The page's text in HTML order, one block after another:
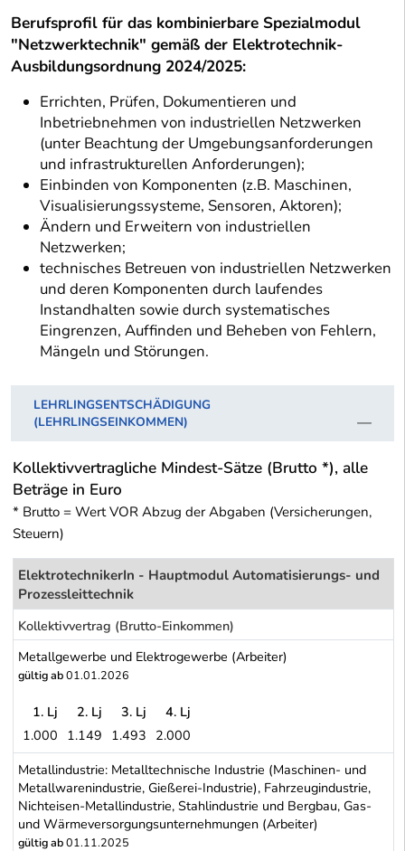
Berufsprofil für das kombinierbare Spezialmodul
"Netzwerktechnik" gemäß der Elektrotechnik-
Ausbildungsordnung 2024/2025:
Errichten, Prüfen, Dokumentieren und
Inbetriebnehmen von industriellen Netzwerken
(unter Beachtung der Umgebungsanforderungen
und infrastrukturellen Anforderungen);
Einbinden von Komponenten (z.B. Maschinen,
Visualisierungssysteme, Sensoren, Aktoren);
Ändern und Erweitern von industriellen
Netzwerken;
technisches Betreuen von industriellen Netzwerken
und deren Komponenten durch laufendes
Instandhalten sowie durch systematisches
Eingrenzen, Auffinden und Beheben von Fehlern,
Mängeln und Störungen.
LEHRLINGSENTSCHÄDIGUNG
(LEHRLINGSEINKOMMEN)
Kollektivvertragliche Mindest-Sätze (Brutto *), alle
Beträge in Euro
* Brutto = Wert VOR Abzug der Abgaben (Versicherungen,
Steuern)
ElektrotechnikerIn - Hauptmodul Automatisierungs- und
Prozessleittechnik
Kollektivvertrag (Brutto-Einkommen)
Metallgewerbe und Elektrogewerbe (Arbeiter)
gültig ab01.01.2026
Metallgewerbe und Elektrogewerbe (Arbeiter)
1. Lj 2. Lj 3. Lj
4. Lj
1.000 1.149 1.493 2.000
Metallindustrie: Metalltechnische Industrie (Maschinen- und
Metallwarenindustrie, Gießerei-Industrie), Fahrzeugindustrie,
Nichteisen-Metallindustrie, Stahlindustrie und Bergbau, Gas-
und Wärmeversorgungsunternehmungen (Arbeiter)
gültig ab01.11.2025